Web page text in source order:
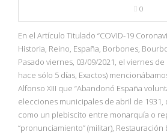
NBA
MULTIMEDIA
0
En el Artículo Titulado “COVID-19
Historia, Reino, España, Borbones,
Pasado viernes, 03/09/2021, el viernes de
hace sólo 5 días, Exactos)
Alfonso XIII que “Abandonó España
elecciones municipales de abril de
como un plebiscito entre monarquía o
“pronunciamiento” (militar),